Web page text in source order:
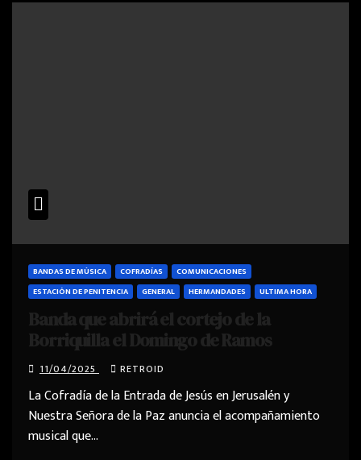
BANDAS DE MÚSICA COFRADÍAS
COMUNICACIONES
ESTACIÓN DE PENITENCIA
GENERAL HERMANDADES ULTIMA HORA
Banda que abrirá el cortejo de la
Borriquilla el Domingo de Ramos
11/04/2025 RETROID
La Cofradía de la Entrada de Jesús en Jerusalén y
Nuestra Señora de la Paz anuncia el acompañamiento
musical que…